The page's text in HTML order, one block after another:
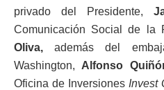
privado del Presidente,
Comunicación Social de la
Oliva,además del
Washington, Alfonso
Oficina de Inversiones Invest